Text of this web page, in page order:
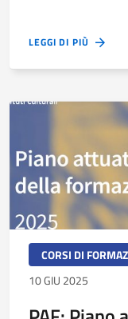
sviluppo e
LEGGI DI PIÙ
CORSI DI
10 GIU 2025